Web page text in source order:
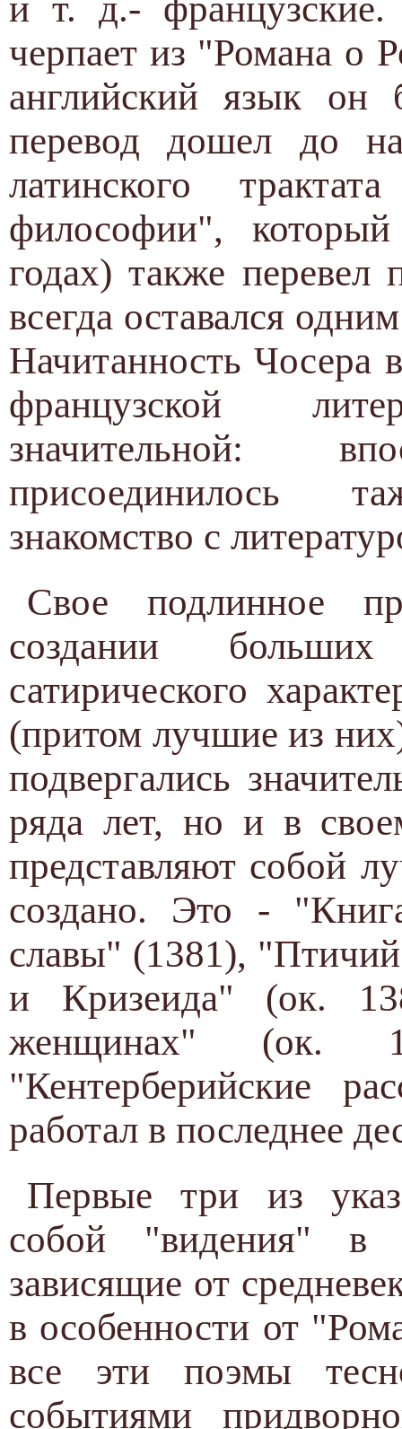
и т. д.-
черпает из "Романа о
английский язык он
перевод дошел до
латинского
философии",
годах) также
всегда оставался
Начитанность Чосера
французской
значительной:
присоединилось
знакомство с
Свое подлинное
создании
сатирического
(притом лучшие из
подвергались
ряда лет, но и в
представляют собой
создано. Это -
славы" (1381),
и Кризеида" (ок.
женщинах" (ок.
"Кентерберийские
работал в последнее
Первые три из
собой "видения"
зависящие от
в особенности от
все эти поэмы
событиями